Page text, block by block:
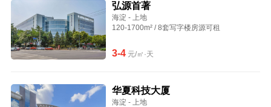
弘源首著
海淀 - 上地
120-1700m² / 8套写字楼房源可租
3-4元/㎡·天
华夏科技大厦
海淀 - 上地